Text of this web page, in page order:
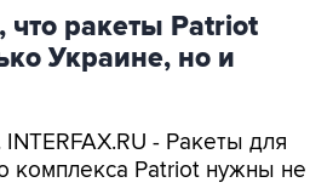
что ракеты Patriot
Украине, но и
- Ракеты для
комплекса Patriot нужны не